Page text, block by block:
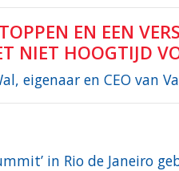
EN EEN
NIET HOOGTIJD
eigenaar en CEO van
in Rio de Janeiro